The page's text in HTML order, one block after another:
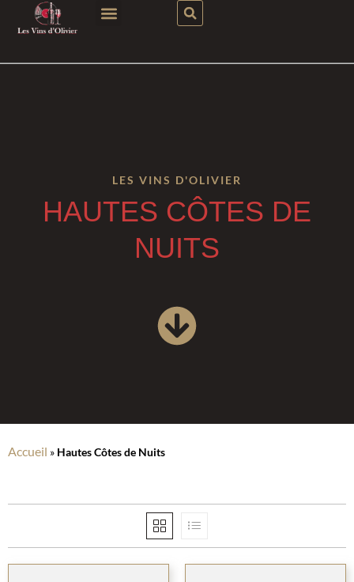
LES VINS D'OLIVIER
HAUTES CÔTES DE
NUITS
Accueil » Hautes Côtes de Nuits